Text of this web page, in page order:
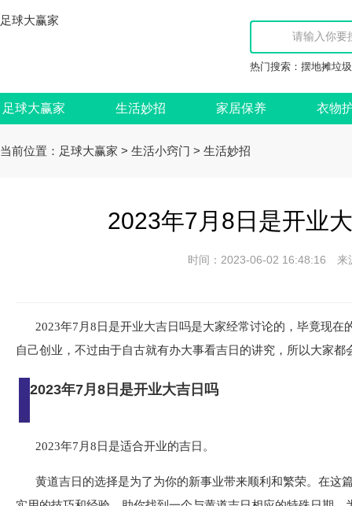
足球大赢家
热门搜索： 摆地摊垃
足球大赢家 生活妙招 家居保养 衣物
当前位置： 足球大赢家 > 生活小窍门 > 生活妙招
2023年7月8日是开业
时间：2023-06-02 16:48:16
2023年7月8日是开业大吉日吗是大家经常讨论的，毕竟现
自己创业，不过由于自古就有办大事看吉日的讲究，所以大家都
2023年7月8日是开业大吉日吗
2023年7月8日是适合开业的吉日。
黄道吉日的选择是为了为你的新事业带来顺利和繁荣。在这